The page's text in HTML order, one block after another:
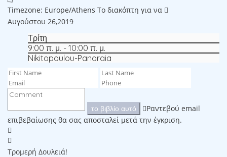
Timezone: Europe/Athens Το διακόπτη για να
Αυγούστου 26,2019
Τρίτη
9:00 π. μ. - 10:00 π. μ.
Nikitopoulou-Panoraia
το βιβλίο αυτό
Ραντεβού email
επιβεβαίωσης θα σας αποσταλεί μετά την έγκριση.
Τρομερή Δουλειά!